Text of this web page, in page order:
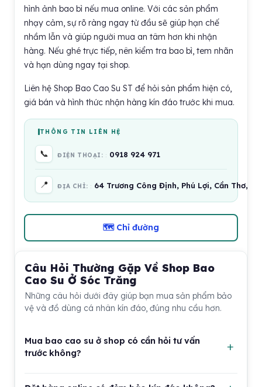
hình ảnh bao bì nếu mua online. Với các sản phẩm
nhạy cảm, sự rõ ràng ngay từ đầu sẽ giúp hạn chế
nhầm lẫn và giúp người mua an tâm hơn khi nhận
hàng. Nếu ghé trực tiếp, nên kiểm tra bao bì, tem nhãn
và hạn dùng ngay tại shop.
Liên hệ Shop Bao Cao Su ST để hỏi sản phẩm hiện có,
giá bán và hình thức nhận hàng kín đáo trước khi mua.
THÔNG TIN LIÊN HỆ
📞 ĐIỆN THOẠI: 0918 924 971
📍 ĐỊA CHỈ: 64 Trương Công Định, Phú Lợi, Cần Thơ,
🗺 Chỉ đường
Câu Hỏi Thường Gặp Về Shop Bao
Cao Su Ở Sóc Trăng
Những câu hỏi dưới đây giúp bạn mua sản phẩm bảo
vệ và đồ dùng cá nhân kín đáo, đúng nhu cầu hơn.
Mua bao cao su ở shop có cần hỏi tư vấn
trước không?